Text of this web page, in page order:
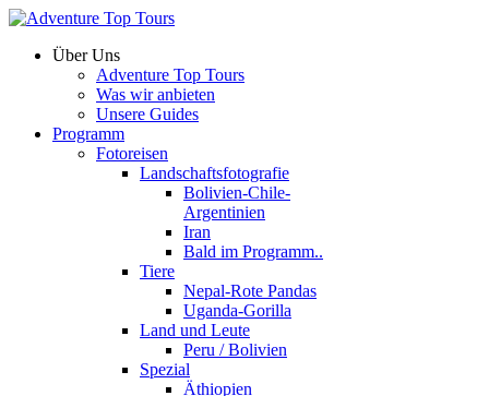
Über Uns
Adventure Top Tours
Was wir anbieten
Unsere Guides
Programm
Fotoreisen
Landschaftsfotografie
Bolivien-Chile-
Argentinien
Iran
Bald im Programm..
Tiere
Nepal-Rote Pandas
Uganda-Gorilla
Land und Leute
Peru / Bolivien
Spezial
Äthiopien